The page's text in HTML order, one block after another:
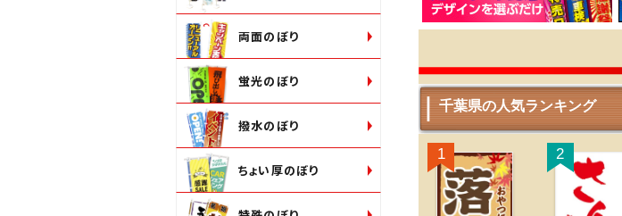
千葉県の人気ランキング
1 2
両面のぼり
蛍光のぼり
撥水のぼり
ちょい厚のぼり